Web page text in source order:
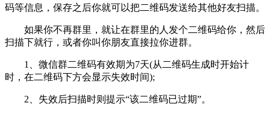
码等信息，保存之后你就可以把二维码发送给其他好友扫描。
如果你不再群里，就让在群里的人发个二维码给你，然后
扫描下就行，或者你叫你朋友直接拉你进群。
1、微信群二维码有效期为7天(从二维码生成时开始计
时，在二维码下方会显示失效时间);
2、失效后扫描时则提示“该二维码已过期”。